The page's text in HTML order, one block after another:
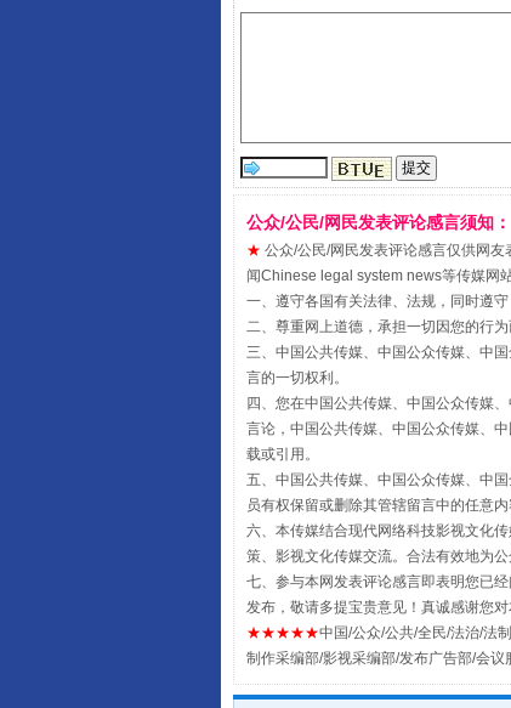
受贿1.44亿！段成刚被判
全民健身五年计划来了！
公众/公民/网民发表评论感言须知：
★ 公众/公民/网民发表评论感言仅供网
闻Chinese legal system news等传媒网
一、遵守各国有关法律、法规，同时遵守
二、尊重网上道德，承担一切因您的行为
三、中国公共传媒、中国公众传媒、中
言的一切权利。
四、您在中国公共传媒、中国公众传媒
言论，中国公共传媒、中国公众传媒、
载或引用。
五、中国公共传媒、中国公众传媒、中
员有权保留或删除其管辖留言中的任意内
六、本传媒结合现代网络科技影视文化
策、影视文化传媒交流。合法有效地为公
七、参与本网发表评论感言即表明您已
发布，敬请多提宝贵意见！真诚感谢您
★★★★★中国/公众/公共/全民/法治/法
制作采编部/影视采编部/发布广告部/会议